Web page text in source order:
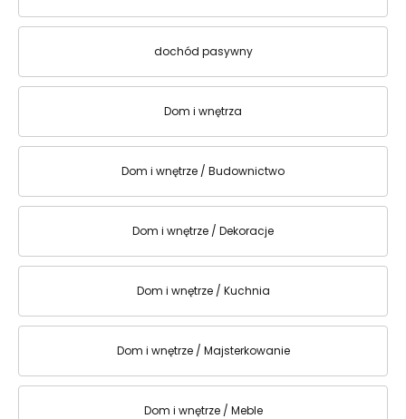
dochód pasywny
Dom i wnętrza
Dom i wnętrze / Budownictwo
Dom i wnętrze / Dekoracje
Dom i wnętrze / Kuchnia
Dom i wnętrze / Majsterkowanie
Dom i wnętrze / Meble